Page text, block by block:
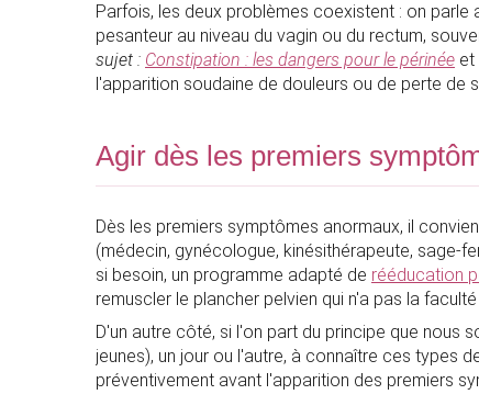
Parfois, les deux problèmes coexistent : on parle
pesanteur au niveau du vagin ou du rectum,
sujet : Constipation : les dangers pour le périnée et
l'apparition soudaine de douleurs ou de perte de
Agir dès les premiers
Dès les premiers symptômes anormaux, il
(médecin, gynécologue, kinésithérapeute, sage-
si besoin, un programme adapté de rééducation
remuscler le plancher pelvien qui n'a pas la
D'un autre côté, si l'on part du principe que nous
jeunes), un jour ou l'autre, à connaître ces types
préventivement avant l'apparition des premiers